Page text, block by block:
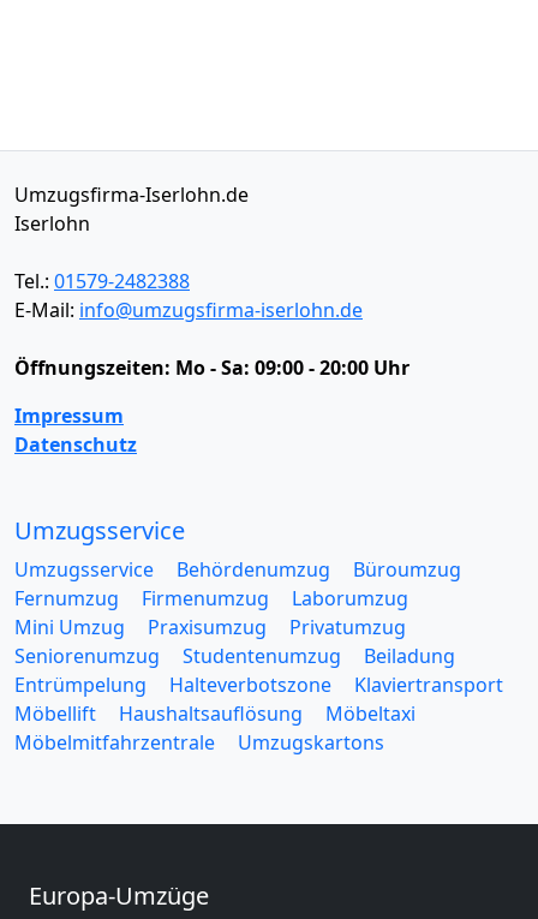
Umzugsfirma-Iserlohn.de
Iserlohn
Tel.: 01579-2482388
E-Mail: info@umzugsfirma-iserlohn.de
Öffnungszeiten: Mo - Sa: 09:00 - 20:00 Uhr
Impressum
Datenschutz
Umzugsservice
Umzugsservice Behördenumzug
Büroumzug
Fernumzug
Firmenumzug
Laborumzug
Mini Umzug
Praxisumzug
Privatumzug
Seniorenumzug
Studentenumzug
Beiladung
Entrümpelung
Halteverbotszone
Klaviertransport
Möbellift
Haushaltsauflösung
Möbeltaxi
Möbelmitfahrzentrale
Umzugskartons
Europa-Umzüge